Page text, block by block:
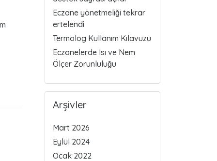
Eczane yönetmeliği tekrar
ertelendi
Termolog Kullanım Kılavuzu
Eczanelerde Isı ve Nem
Ölçer Zorunluluğu
Arşivler
Mart 2026
Eylül 2024
Ocak 2022